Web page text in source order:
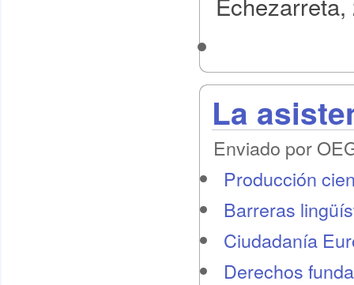
La
Enviado por
Producción
Barreras
Ciudadanía
Derechos